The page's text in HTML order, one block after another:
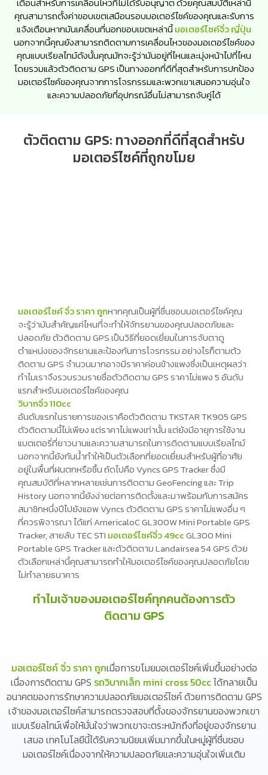
เตือนสำหรับการเคลื่อนไหวที่ไม่ได้รับอนุญาต ด้วยคุณสมบัติเหล่านี้
คุณสามารถตั้งค่าขอบเขตเสมือนรอบมอเตอร์ไซค์ของคุณและรับการ
แจ้งเตือนหากมันเคลื่อนที่นอกขอบเขตเหล่านี้มอเตอร์ไซค์จิ๋ว ญี่ปุ่น
นอกจากนี้คุณยังสามารถติดตามการเคลื่อนไหวของมอเตอร์ไซค์ของ
คุณแบบเรียลไทม์ดังนั้นคุณมักจะรู้ว่ามันอยู่ที่ไหนและมุ่งหน้าไปที่ไหน
โดยรวมแล้วตัวติดตาม GPS เป็นทางออกที่ดีที่สุดสำหรับการปกป้อง
มอเตอร์ไซค์ของคุณจากการโจรกรรมและพวกเขาเสนอความอุ่นใจ
และความปลอดภัยที่อุปกรณ์อื่นไม่สามารถจับคู่ได้
ตัวติดตาม GPS: ทางออกที่ดีที่สุดสำหรับ
มอเตอร์ไซค์ที่ถูกขโมย
มอเตอร์ไซค์ จิ๋ว ราคา ถูกหากคุณเป็นผู้ที่ชื่นชอบมอเตอร์ไซค์คุณ
จะรู้ว่ามันสำคัญแค่ไหนที่จะทำให้จักรยานของคุณปลอดภัยและ
ปลอดภัย ตัวติดตาม GPS เป็นวิธีที่ยอดเยี่ยมในการจับตาดู
ตำแหน่งของจักรยานและป้องกันการโจรกรรม อย่างไรก็ตามตัว
ติดตาม GPS จำนวนมากอาจมีราคาค่อนข้างแพงซึ่งเป็นเหตุผลว่า
ทำไมเราจึงรวบรวมรายชื่อตัวติดตาม GPS ราคาไม่แพง 5 อันดับ
แรกสำหรับมอเตอร์ไซค์ของคุณ
วิบากจิ๋ว 110cc
อันดับแรกในรายการของเราคือตัวติดตาม TKSTAR TK905 GPS
ตัวติดตามนี้ไม่เพียง แต่ราคาไม่แพงเท่านั้น แต่ยังมีอายุการใช้งาน
แบตเตอรี่ที่ยาวนานและความสามารถในการติดตามแบบเรียลไทม์
นอกจากนี้ยังกันน้ำทำให้เป็นตัวเลือกที่ยอดเยี่ยมสำหรับผู้ที่อาศัย
อยู่ในพื้นที่ฝนตกหรือชื้น ถัดไปคือ Vyncs GPS Tracker ซึ่งมี
คุณสมบัติที่หลากหลายเช่นการติดตาม GeoFencing และ Trip
History นอกจากนี้ยังง่ายต่อการติดตั้งและมาพร้อมกับการสมัคร
สมาชิกหนึ่งปีไปยังแอพ Vyncs ตัวติดตาม GPS ราคาไม่แพงอื่น ๆ
ที่ควรพิจารณา ได้แก่ AmericaloC GL300W Mini Portable GPS
Tracker, สายลับ TEC STI มอเตอร์ไซค์จิ๋ว 49ccGL300 Mini
Portable GPS Tracker และตัวติดตาม Landairsea 54 GPS ด้วย
ตัวเลือกเหล่านี้คุณสามารถทำให้มอเตอร์ไซค์ของคุณปลอดภัยโดย
ไม่ทำลายธนาคาร
ทำไมเจ้าของมอเตอร์ไซค์ทุกคนต้องการตัว
ติดตาม GPS
มอเตอร์ไซค์ จิ๋ว ราคา ถูกเมื่อการขโมยมอเตอร์ไซค์เพิ่มขึ้นอย่างต่อ
เนื่องการติดตาม GPS รถวิบากเล็ก mini cross 50ccได้กลายเป็น
อนาคตของการรักษาความปลอดภัยมอเตอร์ไซค์ ด้วยการติดตาม GPS
เจ้าของมอเตอร์ไซค์สามารถตรวจสอบที่ตั้งของจักรยานของพวกเขา
แบบเรียลไทม์เพื่อให้มั่นใจว่าพวกเขาจะตระหนักถึงที่อยู่ของจักรยาน
เสมอ เทคโนโลยีนี้ได้รับความนิยมเพิ่มมากขึ้นในหมู่ผู้ที่ชื่นชอบ
มอเตอร์ไซค์เนื่องจากให้ความปลอดภัยและความอุ่นใจเพิ่มเติม